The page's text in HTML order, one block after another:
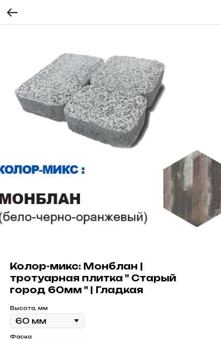
Колор-микс: Монблан |
тротуарная плитка " Старый
город 60мм " | Гладкая
Высота, мм
Фаска